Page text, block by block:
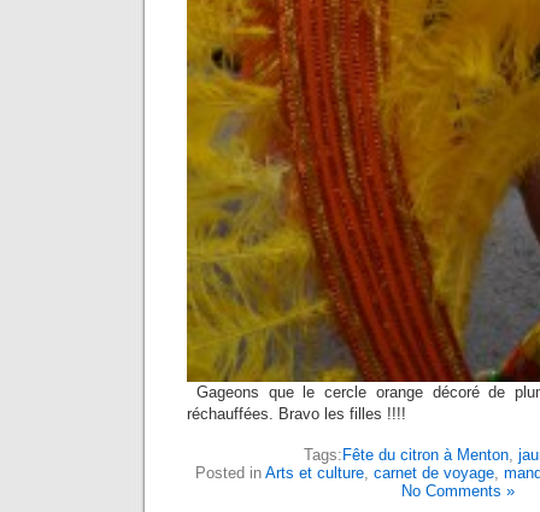
Gageons que le cercle orange décoré de
réchauffées. Bravo les filles !!!!
Tags: Fête du citron à Menton
Posted in Arts et culture carnet de voyage
No Comments »